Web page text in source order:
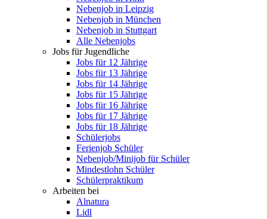
Nebenjob in Leipzig
Nebenjob in München
Nebenjob in Stuttgart
Alle Nebenjobs
Jobs für Jugendliche
Jobs für 12 Jährige
Jobs für 13 Jährige
Jobs für 14 Jährige
Jobs für 15 Jährige
Jobs für 16 Jährige
Jobs für 17 Jährige
Jobs für 18 Jährige
Schülerjobs
Ferienjob Schüler
Nebenjob/Minijob für Schüler
Mindestlohn Schüler
Schülerpraktikum
Arbeiten bei
Alnatura
Lidl